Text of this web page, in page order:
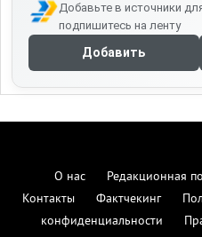
Добавьте в источники
подпишитесь на ленту
Добавить
О нас Редакционная
Контакты
Фактчекинг
конфиденциальности